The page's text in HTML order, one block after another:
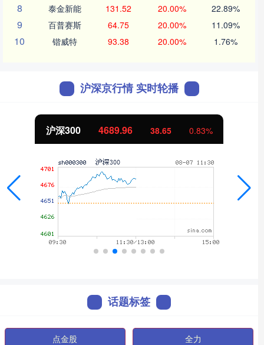
8 泰金新能 131.52 20.00% 22.89%
9 百普赛斯 64.75 20.00% 11.09%
10 锴威特 93.38 20.00% 1.76%
沪深京行情 实时轮播
沪深300 4689.96 38.65 0.83%
话题标签
点金股 全力